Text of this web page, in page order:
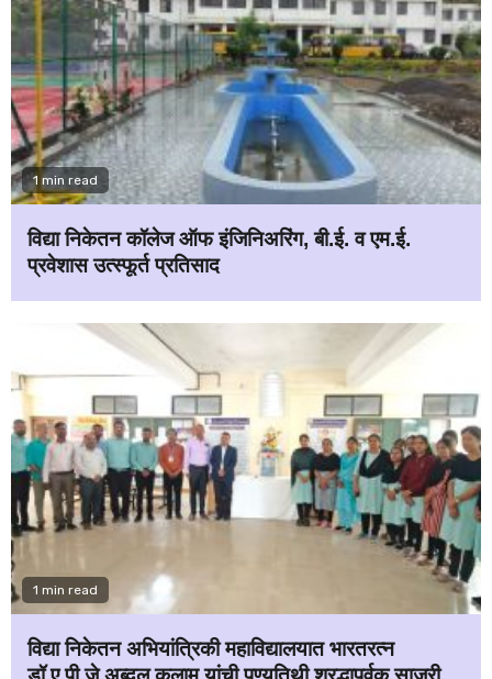
1 min read
विद्या निकेतन कॉलेज ऑफ इंजिनिअरिंग, बी.ई. व एम.ई.
प्रवेशास उत्स्फूर्त प्रतिसाद
1 min read
विद्या निकेतन अभियांत्रिकी महाविद्यालयात भारतरत्न